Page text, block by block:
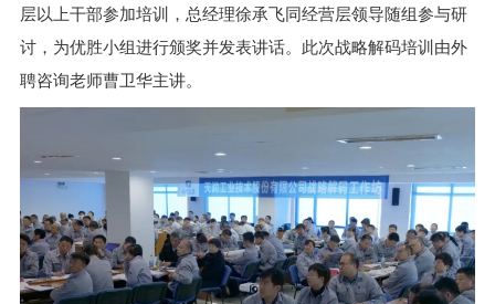
层以上干部参加培训，总经理徐承飞同经营层领导随组参与研
讨，为优胜小组进行颁奖并发表讲话。此次战略解码培训由外
聘咨询老师曹卫华主讲。